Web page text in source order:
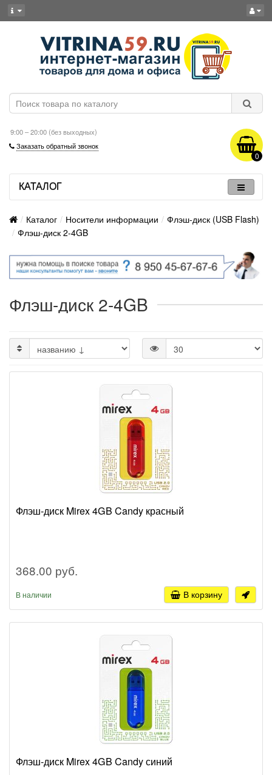
9:00 – 20:00 (без выходных)
Заказать обратный звонок
0
КАТАЛОГ
Каталог Носители информации
Флэш-диск (USB Flash)
Флэш-диск 2-4GB
Флэш-диск 2-4GB
Флэш-диск Mirex 4GB Candy красный
368.00 руб.
В наличии В корзину
Флэш-диск Mirex 4GB Candy синий